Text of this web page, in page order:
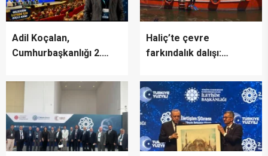
Adil Koçalan,
Cumhurbaşkanlığı 2.
Haliç’te çevre
farkındalık dalışı:
asla mümkün değil”